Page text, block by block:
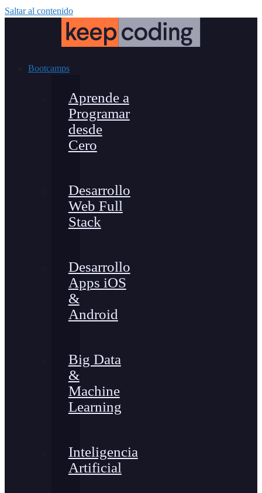
Saltar al contenido
Bootcamps
Aprende a
Programar
desde
Cero
Desarrollo
Web Full
Stack
Desarrollo
Apps iOS
&
Android
Big Data
&
Machine
Learning
Inteligencia
Artificial